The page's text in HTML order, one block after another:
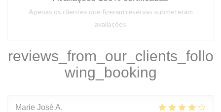
reviews_from_our_clients_follo
wing_booking
Marie José A
Apenas os clientes que fizeram reservas submeteram
avaliações